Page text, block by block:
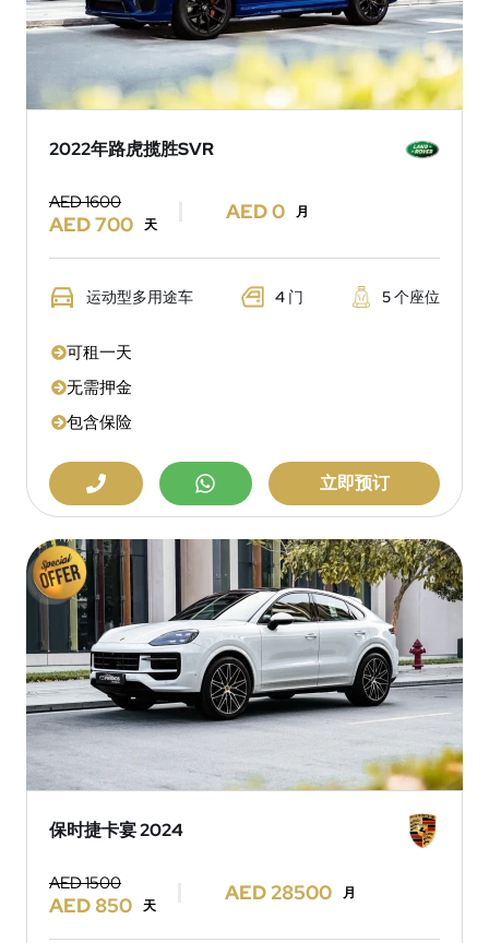
2022年路虎揽胜SVR
AED 1600
AED 700 天
AED 0 月
运动型多用途车 4 门 5 个座位
可租一天
无需押金
包含保险
立即预订
保时捷卡宴 2024
AED 1500
AED 850 天
AED 28500 月